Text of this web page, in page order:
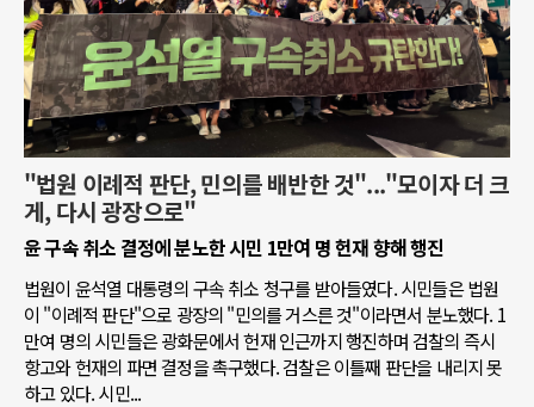
"법원 이례적 판단, 민의를 배반한 것"..."모이자 더 크
게, 다시 광장으로"
윤 구속 취소 결정에 분노한 시민 1만여 명 헌재 향해 행진
법원이 윤석열 대통령의 구속 취소 청구를 받아들였다. 시민들은 법원
이 "이례적 판단"으로 광장의 "민의를 거스른 것"이라면서 분노했다. 1
만여 명의 시민들은 광화문에서 헌재 인근까지 행진하며 검찰의 즉시
항고와 헌재의 파면 결정을 촉구했다. 검찰은 이틀째 판단을 내리지 못
하고 있다. 시민...